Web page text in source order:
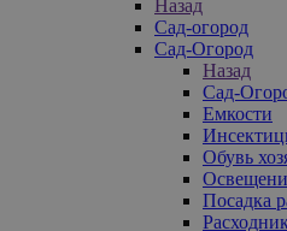
Назад
Сад-огород
Сад-Огород
Назад
Сад-
Емкости
Обувь
Посадка